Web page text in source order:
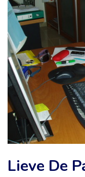
Lieve De